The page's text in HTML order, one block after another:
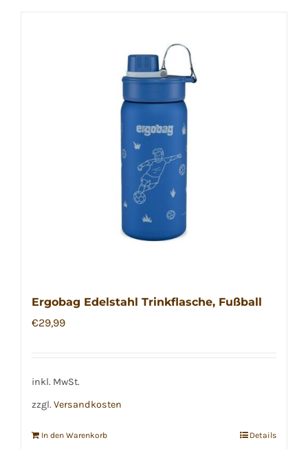
Ergobag Edelstahl Trinkflasche, Fußball
€29,99
inkl. MwSt.
zzgl. Versandkosten
In den Warenkorb Details